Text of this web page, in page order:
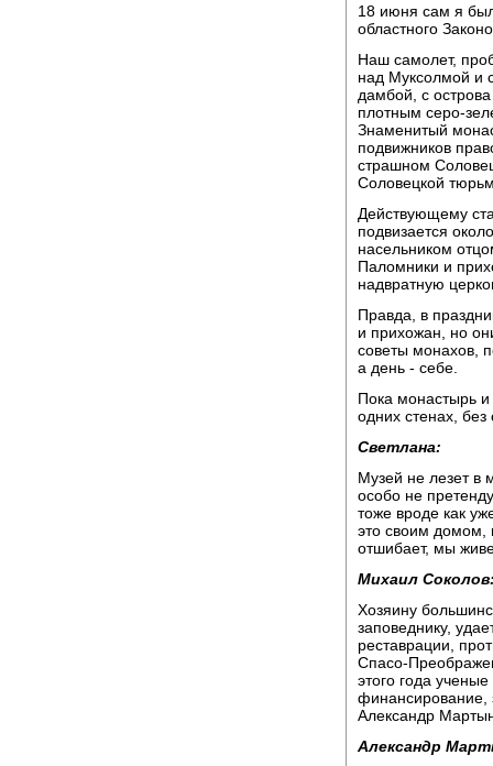
18 июня сам я
областного
Наш самолет,
над Муксолмой и
дамбой, с
плотным серо-
Знаменитый
подвижников
страшном
Соловецкой
Действующему
подвизается
насельником
Паломники и
надвратную
Правда, в
и прихожан, но
советы монахов,
а день - себе.
Пока монастырь и
одних стенах, без
Светлана:
Музей не лезет в
особо не
тоже вроде как
это своим домом,
отшибает, мы
Михаил
Хозяину
заповеднику,
реставрации,
Спасо-
этого года
финансирование,
Александр
Александр